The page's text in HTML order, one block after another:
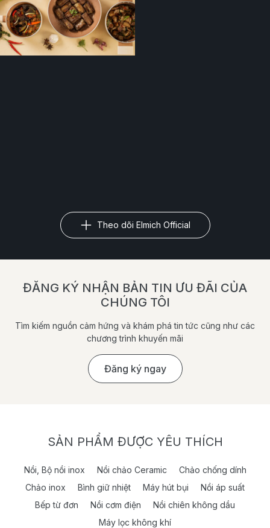
Theo dõi Elmich Official
ĐĂNG KÝ NHẬN BẢN TIN ƯU ĐÃI CỦA
CHÚNG TÔI
Tìm kiếm nguồn cảm hứng và khám phá tin tức cũng như các
chương trình khuyến mãi
Đăng ký ngay
SẢN PHẨM ĐƯỢC YÊU THÍCH
Nồi, Bộ nồi inox Nồi chảo Ceramic
Chảo chống dính
Chảo inox
Bình giữ nhiệt Máy hút bụi
Nồi áp suất
Bếp từ đơn
Nồi cơm điện
Nồi chiên không dầu
Máy lọc không khí